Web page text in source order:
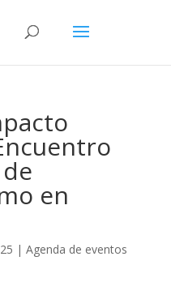
en
| Agenda de eventos